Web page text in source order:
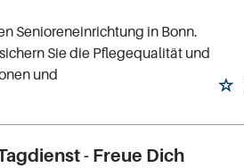
Senioreneinrichtung in Bonn.
Sie die Pflegequalität und
und
- Freue Dich